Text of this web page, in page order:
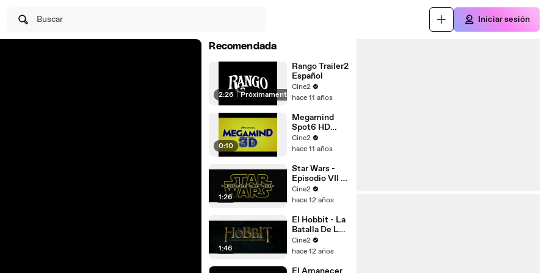
Buscar Iniciar sesión
Recomendada
2:26 | Próximamente
Rango Trailer2
Español
Cine2
hace 11 años
0:10
Megamind
Spot6 HD
[10seg]
Español
Cine2
hace 11 años
1:26
Star Wars -
Episodio VII -
El Despertar
De La Fuerza
Español [HD
1080p]
Cine2
hace 12 años
1:46
El Hobbit - La
Batalla De Los
Cinco
Ejércitos
Español
Cine2
hace 12 años